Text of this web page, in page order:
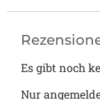
Es gibt noch
Nur